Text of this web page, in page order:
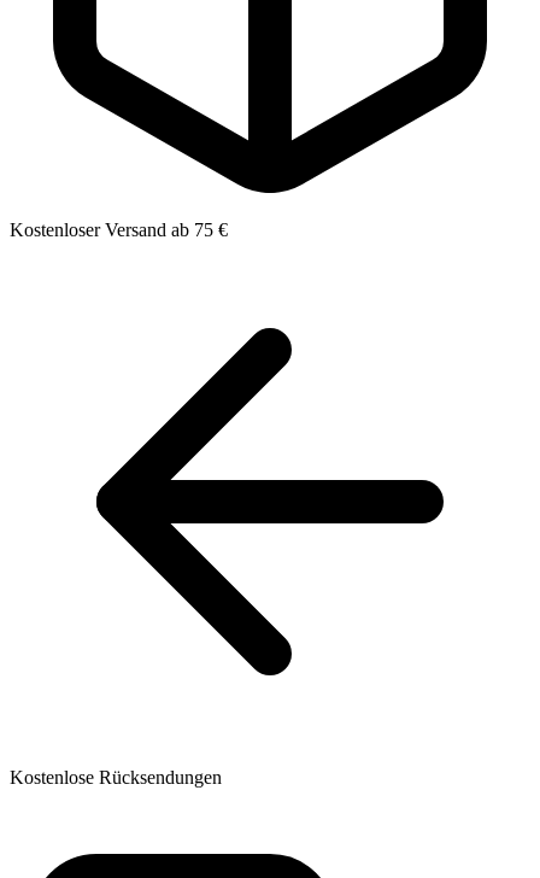
Kostenloser Versand ab 75 €
Kostenlose Rücksendungen